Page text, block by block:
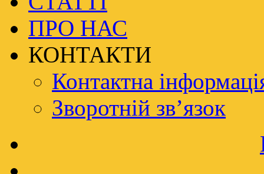
ПРО НАС
КОНТАКТИ
Контактна
Зворотній зв’язок